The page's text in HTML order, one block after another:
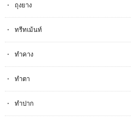
ถุงยาง
ทรีทเม้นท์
ทำคาง
ทำตา
ทำปาก